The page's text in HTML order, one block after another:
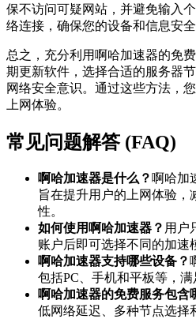
保不访问可疑网站，并避免输入
络连接，确保您的设备和信息安全
总之，充分利用啊哈加速器的免
期更新软件，选择合适的服务器
网络安全意识。通过这些方法，
上网体验。
常见问题解答 (FAQ)
啊哈加速器是什么？ 啊哈加
旨在提升用户的上网体验，
性。
如何使用啊哈加速器？ 用户
账户后即可选择不同的加速
啊哈加速器支持哪些设备？
包括PC、手机和平板等，满
啊哈加速器的免费服务包含
低网络延迟、多种节点选择